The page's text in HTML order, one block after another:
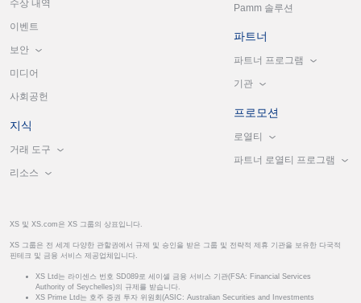
수상 내역
이벤트
보안
미디어
사회공헌
지식
거래 도구
리소스
Pamm 솔루션
파트너
파트너 프로그램
기관
프로모션
로열티
파트너 로열티 프로그램
XS 및 XS.com은 XS 그룹의 상표입니다.
XS 그룹은 전 세계 다양한 관할권에서 규제 및 승인을 받은 그룹 및 전략적 제휴 기관을 보유한 다국적
핀테크 및 금융 서비스 제공업체입니다.
XS Ltd는 라이센스 번호 SD089로 세이셸 금융 서비스 기관(FSA: Financial Services
Authority of Seychelles)의 규제를 받습니다.
XS Prime Ltd는 호주 증권 투자 위원회(ASIC: Australian Securities and Investments